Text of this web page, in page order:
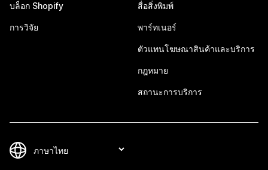
บล็อก Shopify
การวิจัย
สื่อสิ่งพิมพ์
พาร์ทเนอร์
ตัวแทนโฆษณาสินค้าและบริการ
กฎหมาย
สถานะการบริการ